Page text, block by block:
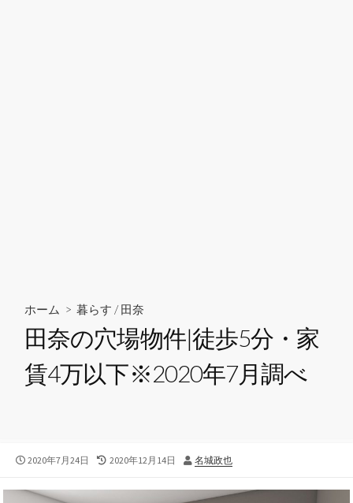
ホーム > 暮らす /田奈
田奈の穴場物件|徒歩5分・家
賃4万以下※2020年7月調べ
公
日
2020年7月24日
最
更
2020年12月14日
投
者
名城政也